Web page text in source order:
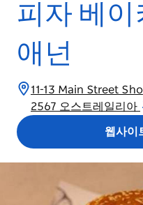
피자 베이
애넌
11-13 Main Street
2567 오스트레일리아
웹사이